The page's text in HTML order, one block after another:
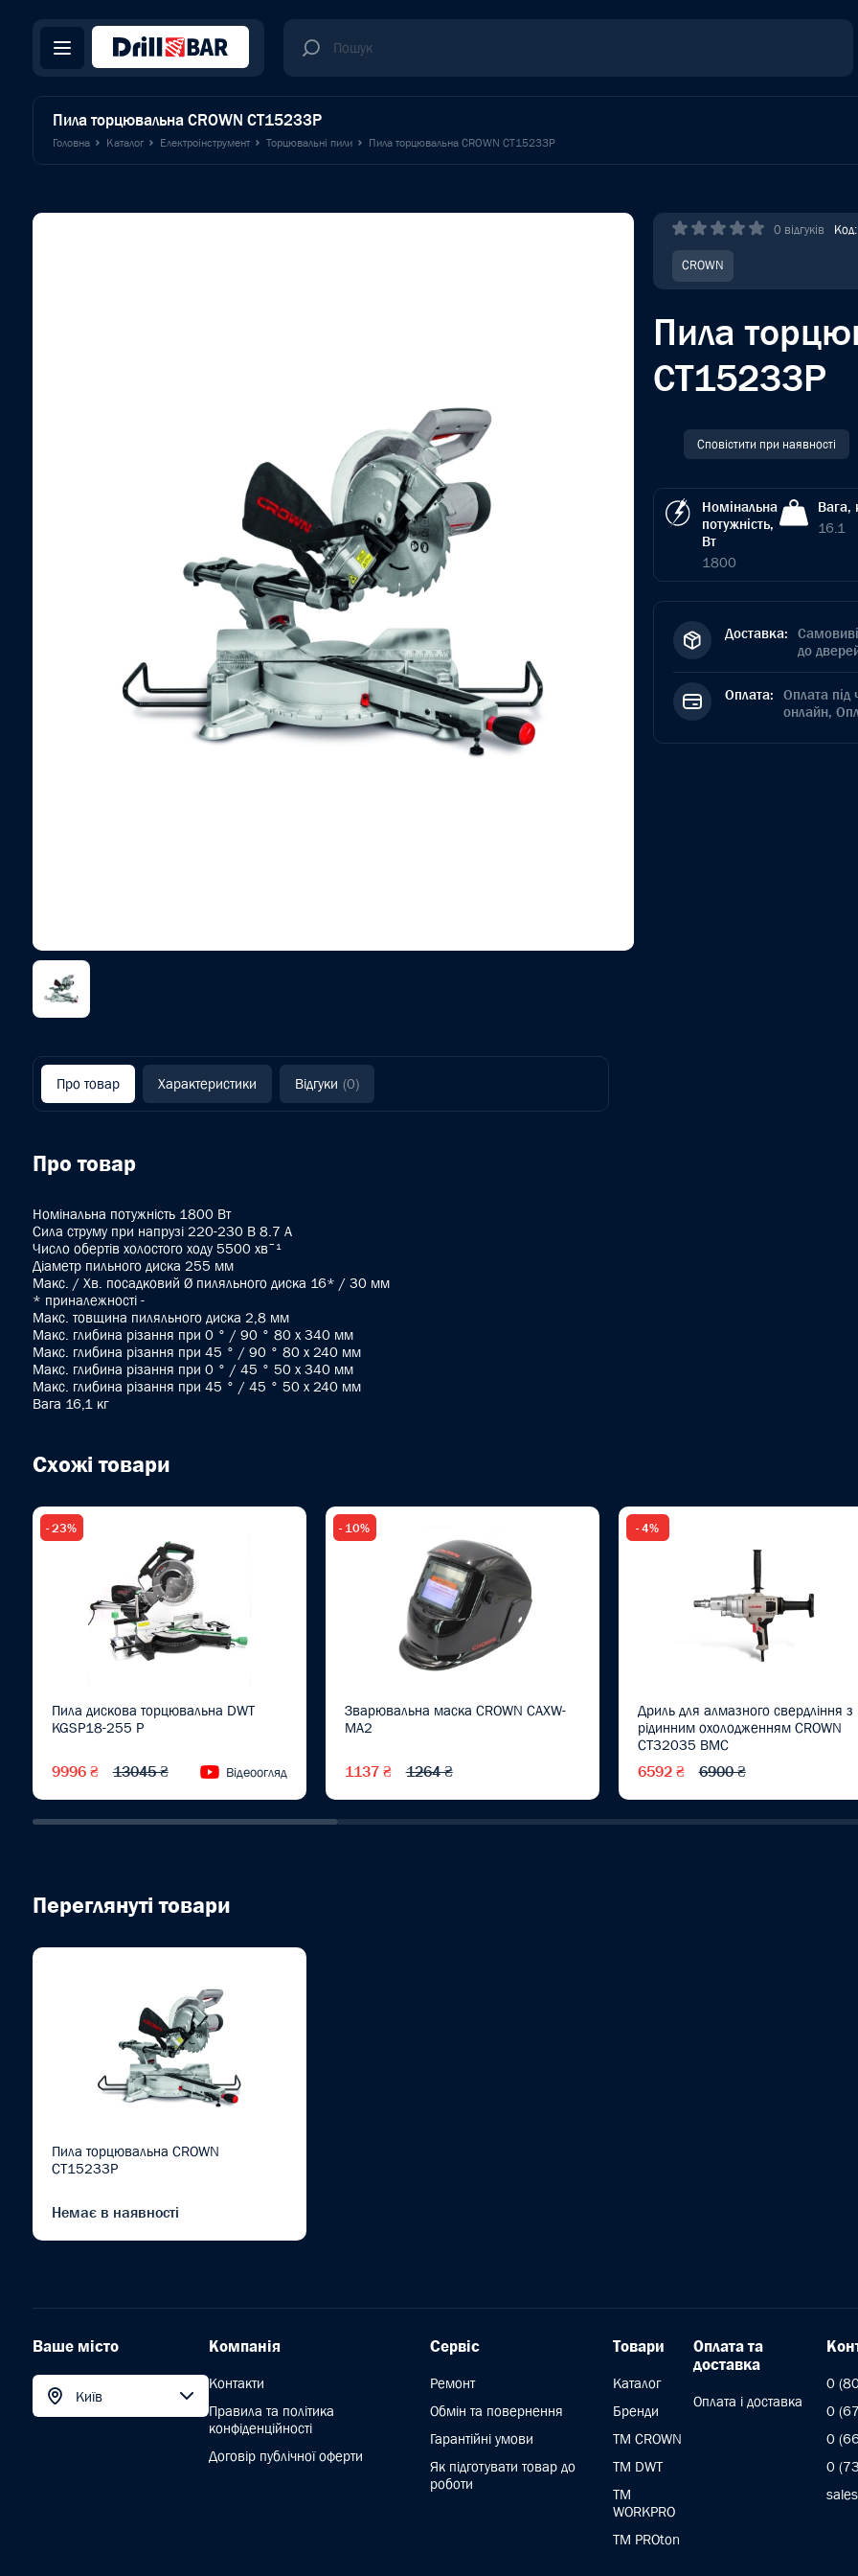
Пила торцювальна CROWN CT15233P
Головна Каталог Електроінструмент Торцювальні пили Пила торцювальна CROWN CT15233P
0 відгуків
CROWN
Пила
CT15233P
Сповістити при наявності
Номінальна
потужність,
Вт
1800
Вага,
16.1
Доставка:
до
Оплата: Оплата
онлайн,
Про товар Характеристики Відгуки (0)
Про товар
Номінальна потужність 1800 Вт
Сила струму при напрузі 220-230 В 8.7 A
Число обертів холостого ходу 5500 хвˉ¹
Діаметр пильного диска 255 мм
Макс. / Хв. посадковий Ø пиляльного диска 16* / 30 мм
* приналежності -
Макс. товщина пиляльного диска 2,8 мм
Макс. глибина різання при 0 ° / 90 ° 80 x 340 мм
Макс. глибина різання при 45 ° / 90 ° 80 x 240 мм
Макс. глибина різання при 0 ° / 45 ° 50 x 340 мм
Макс. глибина різання при 45 ° / 45 ° 50 x 240 мм
Вага 16,1 кг
Схожі товари
- 23%
Пила дискова торцювальна DWT
KGSP18-255 P
9996 ₴ 13045 ₴ Відеоогляд
- 10%
Зварювальна маска CROWN CAXW-
MA2
1137 ₴ 1264 ₴
- 4%
Дриль для алмазного свердління з
рідинним охолодженням CROWN
CT32035 BMC
6592 ₴ 6900 ₴
Переглянуті товари
Пила торцювальна CROWN
CT15233P
Немає в наявності
Ваше місто
Київ
Компанія
Контакти
Правила та політика
конфіденційності
Договір публічної оферти
Сервіс
Ремонт
Обмін та повернення
Гарантійні умови
Як підготувати товар до
роботи
Товари
Каталог
Бренди
ТМ CROWN
TM DWT
ТМ
WORKPRO
TM PROton
Оплата та
доставка
Оплата і доставка
0
0
0
0